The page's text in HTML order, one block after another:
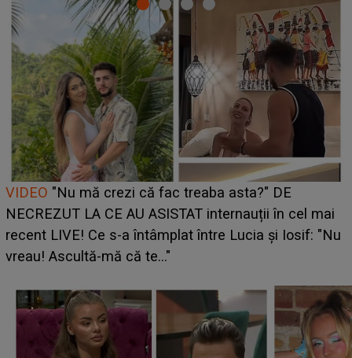
Cine este Bianca, tânăra clujeancă luată pe scenă la
UNTOLD ONE de Zara Larsson? Aceasta a dezvăluit
ce i-a spus artista suedeză în culise: „Nu am fost
pregătită...”